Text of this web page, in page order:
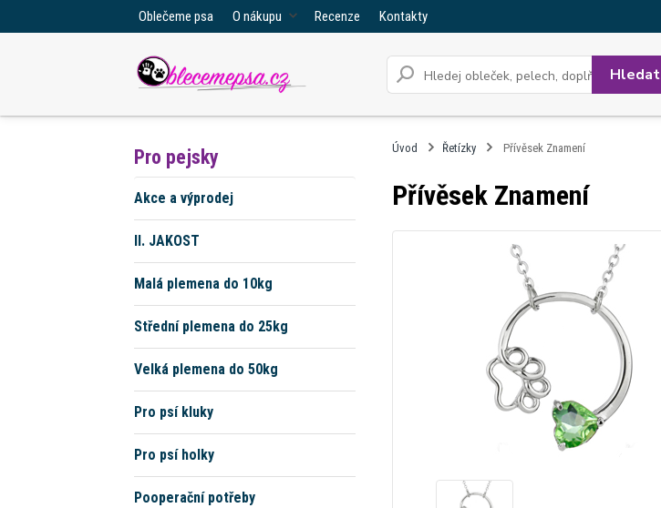
Oblečeme psa O nákupu Recenze Kontakty
Hledat
Pro pejsky
Akce a výprodej
II. JAKOST
Malá plemena do 10kg
Střední plemena do 25kg
Velká plemena do 50kg
Pro psí kluky
Pro psí holky
Pooperační potřeby
Úvod Řetízky Přívěsek Znamení
Přívěsek Znamení